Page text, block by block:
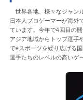
世界各地、様々なジャン
日本人プロゲーマーが海外
ています。今年で4回目の
アジア地域からトップ選手
でeスポーツを繰り広げる
選手たちのレベルの高いゲ